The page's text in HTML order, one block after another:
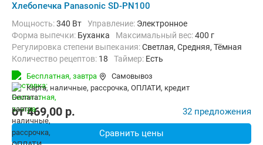
Хлебопечка Panasonic SD-PN100
Мощность:340 Вт Управление: Электронное
Форма выпечки: Буханка максимальный вес:400 г
Регулировка степени выпекания:Светлая, Средняя, Тёмная
Количество рецептов: 18 таймер: Есть
Материал корпуса:
Бесплатная, завтра
Самовывоз
карта, наличные, рассрочка, ОПЛАТИ, кредит
от469,00 p. 32 предложения
Сравнить цены